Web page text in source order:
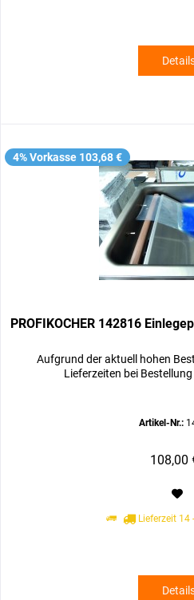
4% Vorkasse 103,68 €
PROFIKOCHER 142816
Aufgrund der aktuell hohen
Lieferzeiten bei
Artikel-Nr.:
108,00
Lieferzeit 14